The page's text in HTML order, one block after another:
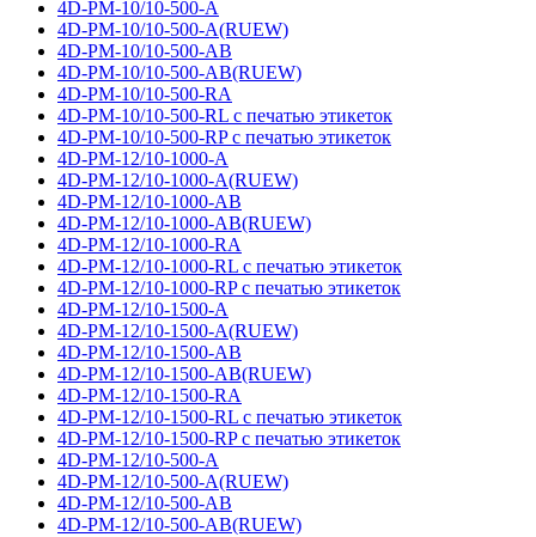
4D-PM-10/10-500-A
4D-PM-10/10-500-A(RUEW)
4D-PM-10/10-500-AB
4D-PM-10/10-500-AB(RUEW)
4D-PM-10/10-500-RA
4D-PM-10/10-500-RL с печатью этикеток
4D-PM-10/10-500-RP с печатью этикеток
4D-PM-12/10-1000-A
4D-PM-12/10-1000-A(RUEW)
4D-PM-12/10-1000-AB
4D-PM-12/10-1000-AB(RUEW)
4D-PM-12/10-1000-RA
4D-PM-12/10-1000-RL с печатью этикеток
4D-PM-12/10-1000-RP с печатью этикеток
4D-PM-12/10-1500-A
4D-PM-12/10-1500-A(RUEW)
4D-PM-12/10-1500-AB
4D-PM-12/10-1500-AB(RUEW)
4D-PM-12/10-1500-RA
4D-PM-12/10-1500-RL с печатью этикеток
4D-PM-12/10-1500-RP с печатью этикеток
4D-PM-12/10-500-A
4D-PM-12/10-500-A(RUEW)
4D-PM-12/10-500-AB
4D-PM-12/10-500-AB(RUEW)